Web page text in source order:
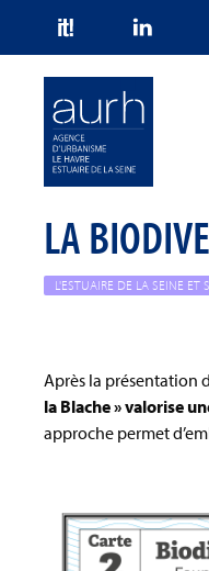
LA
L'ESTUAIRE DE LA SEINE ET
Après la présentation
la Blache » valorise
approche permet